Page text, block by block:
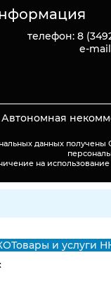
телефон: 8
e-
Автономная
данных
на
Товары и услуги